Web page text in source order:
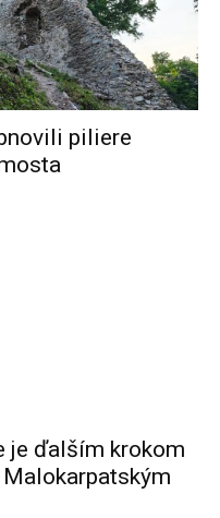
piliere
je ďalším krokom